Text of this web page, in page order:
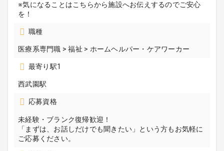
※気になることはこちらから施設へお伝えするのでご安心
を！
職種
医療系専門職 > 福祉 > ホームヘルパー・ケアワーカー
最寄り駅1
西武園駅
応募資格
未経験・ブランク復帰歓迎！
「まずは、お話しだけでも聞きたい」という方もお気軽に
ご応募ください。